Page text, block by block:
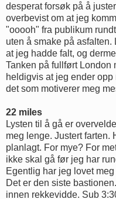
desperat forsøk på å
overbevist om at jeg
"ooooh" fra publikum
uten å smake på
at jeg hadde falt, og
Tanken på fullført London
heldigvis at jeg ender
det som motiverer meg
22 miles
Lysten til å gå er
meg lenge. Justert
planlagt. For mye? For
ikke skal gå før jeg har
Egentlig har jeg lovet
Det er den siste
innen rekkevidde. Sub